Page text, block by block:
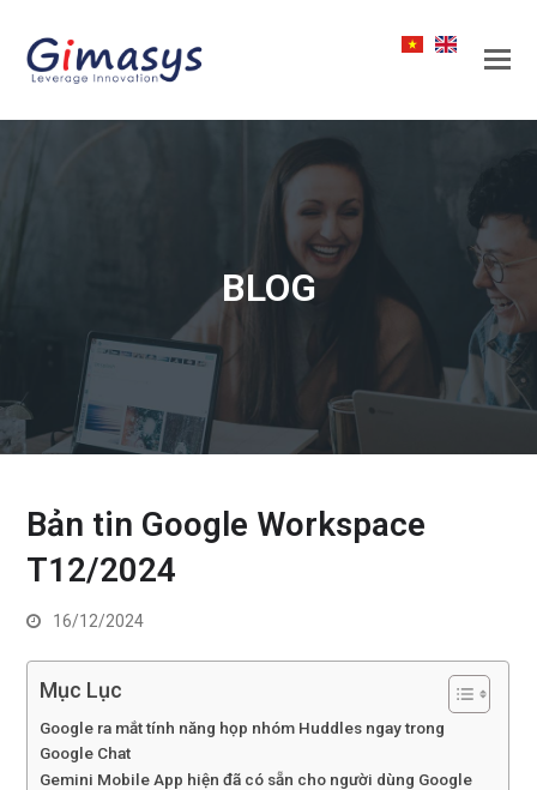
BLOG
Bản tin Google Workspace
T12/2024
16/12/2024
Mục Lục
Google ra mắt tính năng họp nhóm Huddles ngay trong
Google Chat
Gemini Mobile App hiện đã có sẵn cho người dùng Google